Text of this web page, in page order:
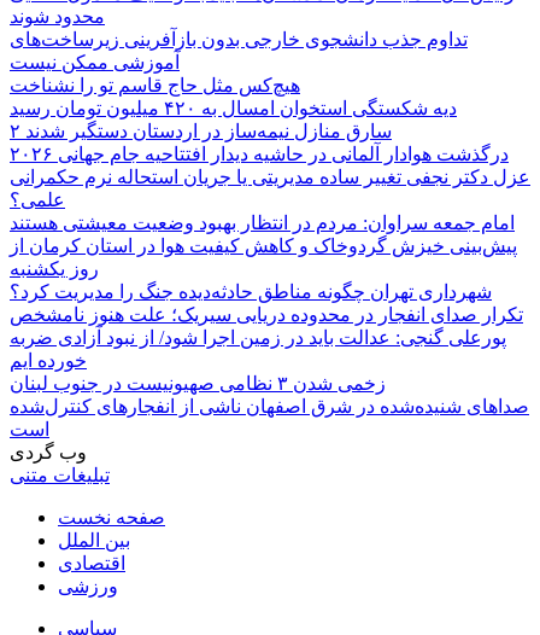
محدود شوند
تداوم جذب دانشجوی خارجی بدون بازآفرینی زیرساخت‌های
آموزشی ممکن نیست
هیچ‌کس مثل حاج قاسم تو را نشناخت
دیه شکستگی استخوان امسال به ۴۲۰ میلیون تومان رسید
۲ سارق منازل نیمه‌ساز در اردستان دستگیر شدند
درگذشت هوادار آلمانی در حاشیه دیدار افتتاحیه جام جهانی ۲۰۲۶
عزل دکتر نجفی تغییر ساده مدیریتی یا جریان استحاله نرم حکمرانی
علمی؟
امام جمعه سراوان: مردم در انتظار بهبود وضعیت معیشتی هستند
پیش‌بینی خیزش گردوخاک و کاهش کیفیت هوا در استان کرمان از
روز یکشنبه
شهرداری تهران چگونه مناطق حادثه‌دیده جنگ را مدیریت کرد؟
تکرار صدای انفجار در محدوده دریایی سیریک؛ علت هنوز نامشخص
پورعلی گنجی: عدالت باید در زمین اجرا شود/ از نبود آزادی ضربه
خورده ایم
زخمی شدن ۳ نظامی صهیونیست در جنوب لبنان
صداهای شنیده‌شده در شرق اصفهان ناشی از انفجارهای کنترل‌شده
است
وب گردی
تبلیغات متنی
صفحه نخست
بین الملل
اقتصادی
ورزشی
سیاسی